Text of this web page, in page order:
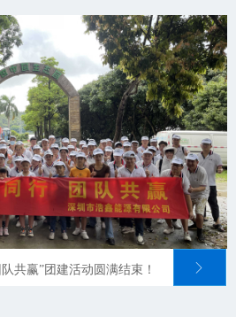
ꁕ
共赢”团建活动圆满结束！